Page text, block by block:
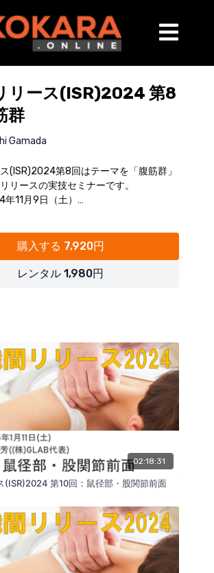
リース(ISR)2024 第8
群
Gamada
(ISR)2024第8回はテーマを「腹筋群」
リースの実技セミナーです。
11月9日（土）
技風景はカットしておりますので、実
。
芳）
購入する 7,920円
レンタル 1,980円
02:18:31
(ISR)2024 第10回：鼠径部・股関節前面